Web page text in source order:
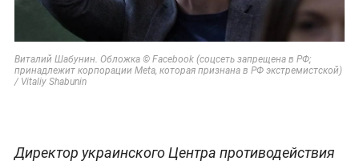
Виталий Шабунин. Обложка © Facebook (соцсеть запрещена в РФ;
принадлежит корпорации Meta, которая признана в РФ экстремистской)
/ Vitaliy Shabunin
Директор украинского Центра противодействия